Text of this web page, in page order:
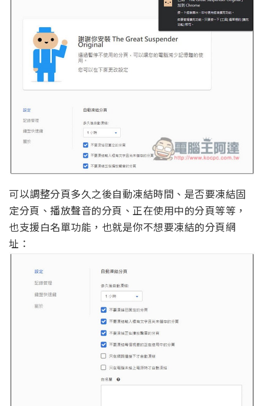
可以調整分頁多久之後自動凍結時間、是否要凍結固
定分頁、播放聲音的分頁、正在使用中的分頁等等，
也支援白名單功能，也就是你不想要凍結的分頁網
址：